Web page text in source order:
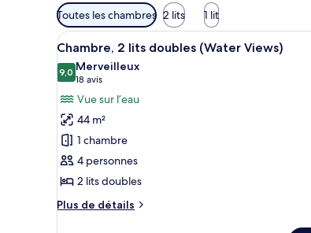
Filtres
disponibles
pour
les
chambres
Toutes les chambres 2 lits 1 lit
Afficher
toutes
les
photos
pour
ce
type
de
chambre :
Chambre,
Un homme et une
1
Chambre, 2 lits doubles (Water Views)
9,09,0 sur 10
Merveilleux
18 avis
(18 avis)
Vue sur l’eau
44 m²
1 chambre
4 personnes
2 lits doubles
Plus de détails
Plus